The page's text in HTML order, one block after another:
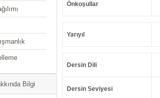
Bilgi
Önkoşullar
Yarıyıl
Dersin Dili
Dersin Seviyesi